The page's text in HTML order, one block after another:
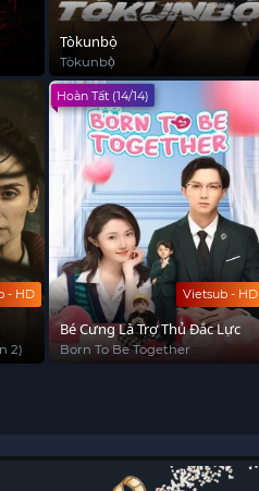
Tòkunbọ̀
Tòkunbọ̀
- HD
2)
Vietsub - HD
Hoàn Tất (14/14)
Bé Cưng Là Trợ Thủ Đắc Lực
Born To Be Together